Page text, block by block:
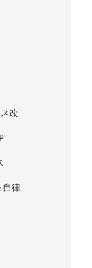
改
自律